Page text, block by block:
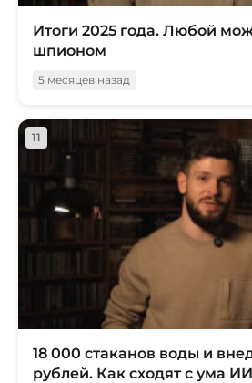
Итоги 2025 года. Любой
шпионом
5 месяцев назад
11
18 000 стаканов воды и
рублей. Как сходят с ума